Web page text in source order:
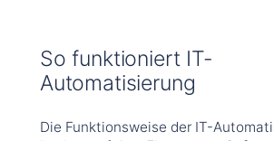
So funktioniert IT-
Automatisierung
Die Funktionsweise der IT-